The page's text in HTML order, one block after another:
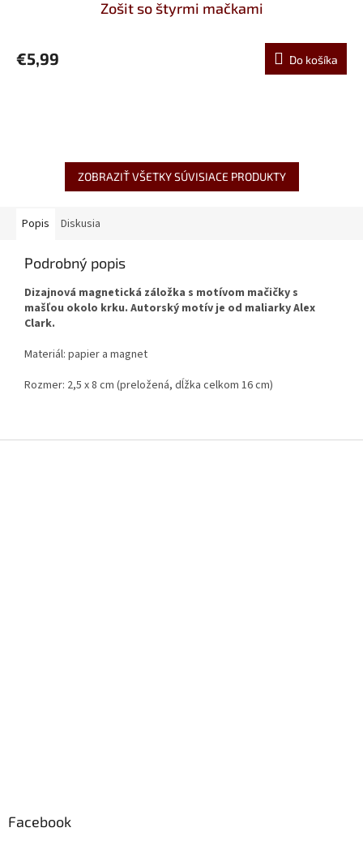
Zošit so štyrmi mačkami
€5,99 Do košíka
ZOBRAZIŤ VŠETKY SÚVISIACE PRODUKTY
Popis Diskusia
Podrobný popis
Dizajnová magnetická záložka s motívom mačičky s
mašľou okolo krku. Autorský motív je od maliarky Alex
Clark.
Materiál: papier a magnet
Rozmer: 2,5 x 8 cm (preložená, dĺžka celkom 16 cm)
Facebook